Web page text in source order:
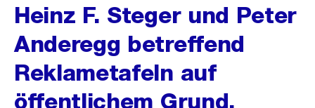
Heinz F. Steger und Peter
Anderegg betreffend
Reklametafeln auf
öffentlichem Grund,